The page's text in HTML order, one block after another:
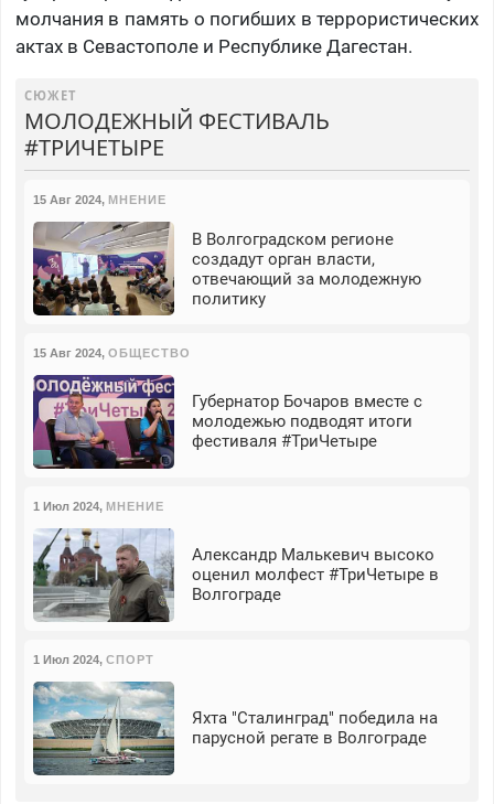
молчания в память о погибших в террористических
актах в Севастополе и Республике Дагестан.
СЮЖЕТ
МОЛОДЕЖНЫЙ ФЕСТИВАЛЬ
#ТРИЧЕТЫРЕ
15 Авг 2024, МНЕНИЕ
В Волгоградском регионе
создадут орган власти,
отвечающий за молодежную
политику
15 Авг 2024, ОБЩЕСТВО
Губернатор Бочаров вместе с
молодежью подводят итоги
фестиваля #ТриЧетыре
1 Июл 2024, МНЕНИЕ
Александр Малькевич высоко
оценил молфест #ТриЧетыре в
Волгограде
1 Июл 2024, СПОРТ
Яхта "Сталинград" победила на
парусной регате в Волгограде